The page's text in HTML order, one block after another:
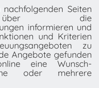
Seiten
über die
informieren und
und Kriterien
zu
Angebote gefunden
eine Wunsch-
oder mehrere